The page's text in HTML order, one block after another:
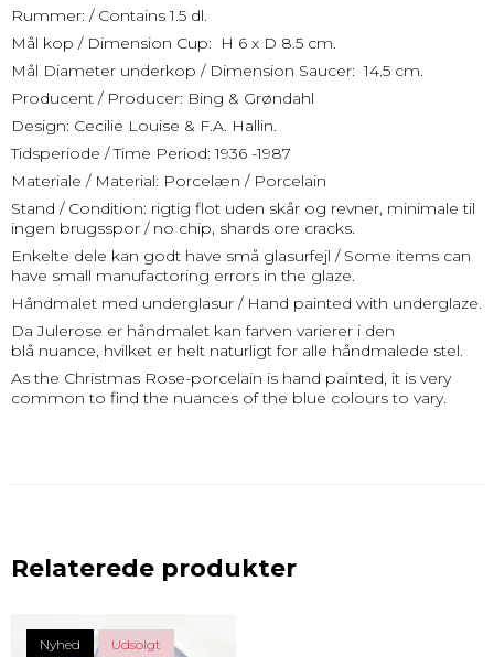
Rummer: / Contains 1.5 dl.
Mål kop / Dimension Cup: H 6 x D 8.5 cm.
Mål Diameter underkop / Dimension Saucer: 14.5 cm.
Producent / Producer: Bing & Grøndahl
Design: Cecilie Louise & F.A. Hallin.
Tidsperiode / Time Period: 1936 -1987
Materiale / Material: Porcelæn / Porcelain
Stand / Condition: rigtig flot uden skår og revner, minimale til
ingen brugsspor / no chip, shards ore cracks.
Enkelte dele kan godt have små glasurfejl / Some items can
have small manufactoring errors in the glaze.
Håndmalet med underglasur / Hand painted with underglaze.
Da Julerose er håndmalet kan farven varierer i den
blå nuance, hvilket er helt naturligt for alle håndmalede stel.
As the Christmas Rose-porcelain is hand painted, it is very
common to find the nuances of the blue colours to vary.
Relaterede produkter
Nyhed Udsolgt